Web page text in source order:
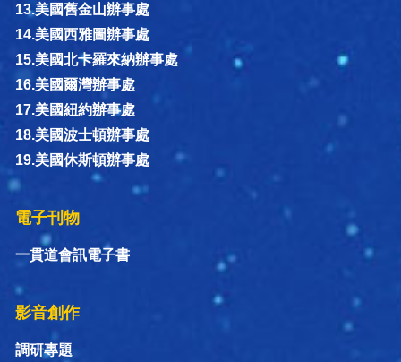
13.美國舊金山辦事處
14.美國西雅圖辦事處
15.美國北卡羅來納辦事處
16.美國爾灣辦事處
17.美國紐約辦事處
18.美國波士頓辦事處
19.美國休斯頓辦事處
電子刊物
一貫道會訊電子書
影音創作
調研專題